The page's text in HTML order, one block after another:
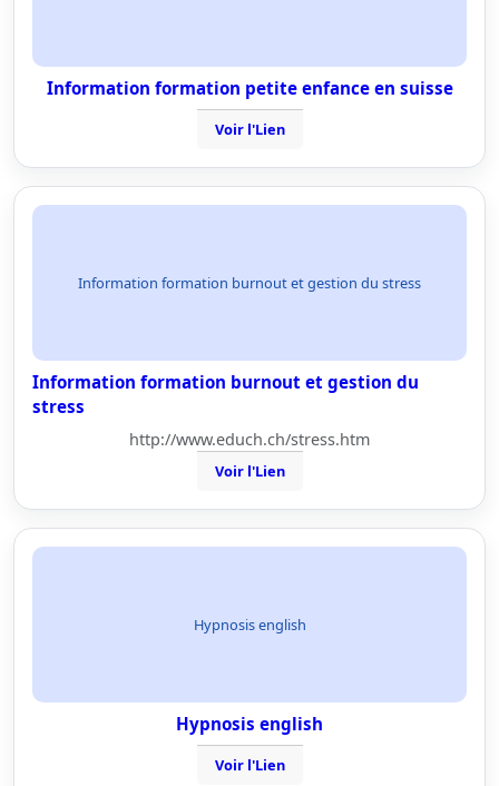
Information formation petite enfance en suisse
Voir l'Lien
Information formation burnout et gestion du stress
Information formation burnout et gestion du
stress
http://www.educh.ch/stress.htm
Voir l'Lien
Hypnosis english
Hypnosis english
Voir l'Lien